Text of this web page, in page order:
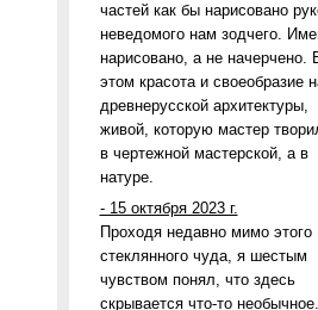
частей как бы нарисовано
неведомого нам зодчего.
нарисовано, а не начерчено.
этом красота и своеобразие
древнерусской архитектуры,
живой, которую мастер
в чертежной мастерской, а в
натуре.
- 15 октября 2023 г.
Проходя недавно мимо этого
стеклянного чуда, я шестым
чувством понял, что здесь
скрывается что-то